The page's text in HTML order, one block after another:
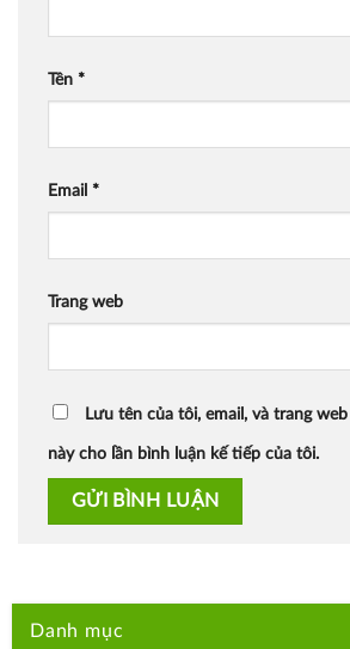
Tên *
Email *
Trang web
Lưu tên của tôi, email, và trang
này cho lần bình luận kế tiếp của tôi.
Danh mục